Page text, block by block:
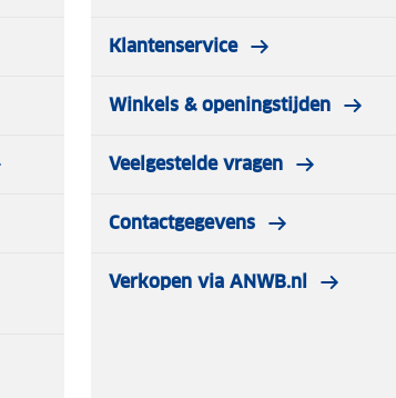
Klantenservice
Winkels & openingstijden
Veelgestelde vragen
Contactgegevens
Verkopen via ANWB.nl